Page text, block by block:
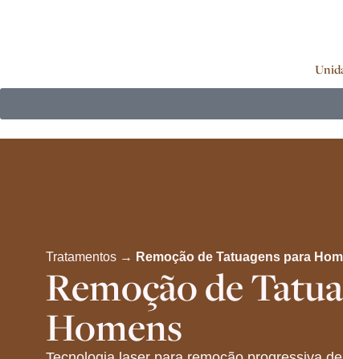
Tratamentos → Remoção de Tatuagens para
Remoção de
Homens